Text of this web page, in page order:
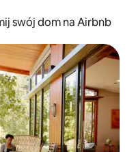
swój dom na Airbnb